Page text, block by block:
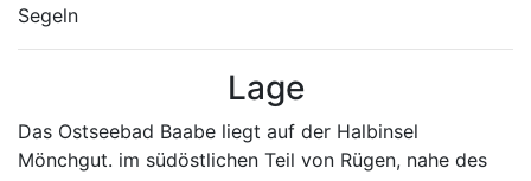
Segeln
Lage
Das Ostseebad Baabe liegt auf der Halbinsel
Mönchgut. im südöstlichen Teil von Rügen, nahe des